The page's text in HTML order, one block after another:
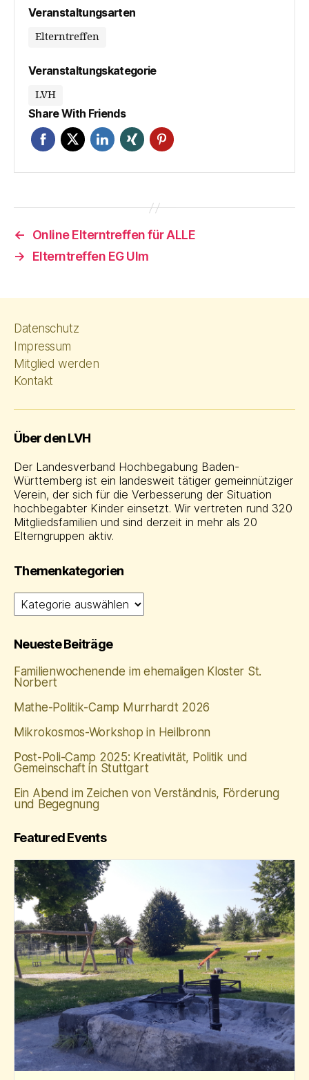
Veranstaltungsarten
Elterntreffen
Veranstaltungskategorie
LVH
Share With Friends
←
Online Elterntreffen für ALLE
→
Elterntreffen EG Ulm
Datenschutz
Impressum
Mitglied werden
Kontakt
Über den LVH
Der Landesverband Hochbegabung Baden-
Württemberg ist ein landesweit tätiger gemeinnütziger
Verein, der sich für die Verbesserung der Situation
hochbegabter Kinder einsetzt. Wir vertreten rund 320
Mitgliedsfamilien und sind derzeit in mehr als 20
Elterngruppen aktiv.
Themenkategorien
Themenkategorien
Neueste Beiträge
Familienwochenende im ehemaligen Kloster St.
Norbert
Mathe‑Politik‑Camp Murrhardt 2026
Mikrokosmos-Workshop in Heilbronn
Post-Poli-Camp 2025: Kreativität, Politik und
Gemeinschaft in Stuttgart
Ein Abend im Zeichen von Verständnis, Förderung
und Begegnung
Featured Events